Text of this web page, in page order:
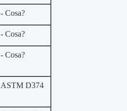
- Cosa?
- Cosa?
- Cosa?
ASTM D374